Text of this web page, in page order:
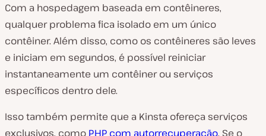
Com a hospedagem baseada em contêineres,
qualquer problema fica isolado em um único
contêiner. Além disso, como os contêineres são leves
e iniciam em segundos, é possível reiniciar
instantaneamente um contêiner ou serviços
específicos dentro dele.
Isso também permite que a Kinsta ofereça serviços
exclusivos, como PHP com autorrecuperação. Se o